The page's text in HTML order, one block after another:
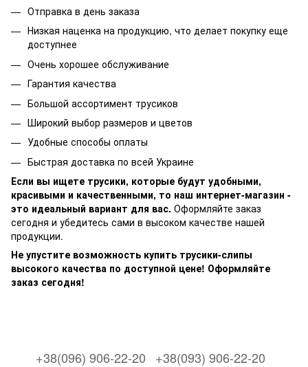
Отправка в день заказа
Низкая наценка на продукцию, что делает покупку еще
доступнее
Очень хорошее обслуживание
Гарантия качества
Большой ассортимент трусиков
Широкий выбор размеров и цветов
Удобные способы оплаты
Быстрая доставка по всей Украине
Если вы ищете трусики, которые будут удобными,
красивыми и качественными, то наш интернет-магазин -
это идеальный вариант для вас. Оформляйте заказ
сегодня и убедитесь сами в высоком качестве нашей
продукции.
Не упустите возможность купить трусики-слипы
высокого качества по доступной цене! Оформляйте
заказ сегодня!
+38(096) 906-22-20 +38(093) 906-22-20